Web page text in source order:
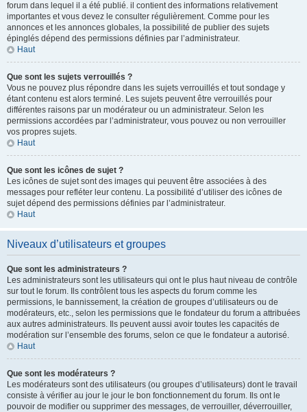
forum dans lequel il a été publié. il contient des informations relativement
importantes et vous devez le consulter régulièrement. Comme pour les
annonces et les annonces globales, la possibilité de publier des sujets
épinglés dépend des permissions définies par l’administrateur.
Haut
Que sont les sujets verrouillés ?
Vous ne pouvez plus répondre dans les sujets verrouillés et tout sondage y
étant contenu est alors terminé. Les sujets peuvent être verrouillés pour
différentes raisons par un modérateur ou un administrateur. Selon les
permissions accordées par l’administrateur, vous pouvez ou non verrouiller
vos propres sujets.
Haut
Que sont les icônes de sujet ?
Les icônes de sujet sont des images qui peuvent être associées à des
messages pour refléter leur contenu. La possibilité d’utiliser des icônes de
sujet dépend des permissions définies par l’administrateur.
Haut
Niveaux d’utilisateurs et groupes
Que sont les administrateurs ?
Les administrateurs sont les utilisateurs qui ont le plus haut niveau de contrôle
sur tout le forum. Ils contrôlent tous les aspects du forum comme les
permissions, le bannissement, la création de groupes d’utilisateurs ou de
modérateurs, etc., selon les permissions que le fondateur du forum a attribuées
aux autres administrateurs. Ils peuvent aussi avoir toutes les capacités de
modération sur l’ensemble des forums, selon ce que le fondateur a autorisé.
Haut
Que sont les modérateurs ?
Les modérateurs sont des utilisateurs (ou groupes d’utilisateurs) dont le travail
consiste à vérifier au jour le jour le bon fonctionnement du forum. Ils ont le
pouvoir de modifier ou supprimer des messages, de verrouiller, déverrouiller,